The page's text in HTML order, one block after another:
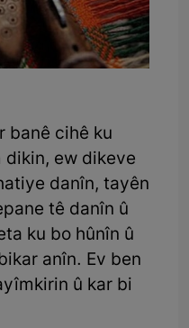
banê cihê ku
ew dikeve
danîn, tayên
tê danîn û
ku bo hûnîn û
anîn. Ev ben
û kar bi